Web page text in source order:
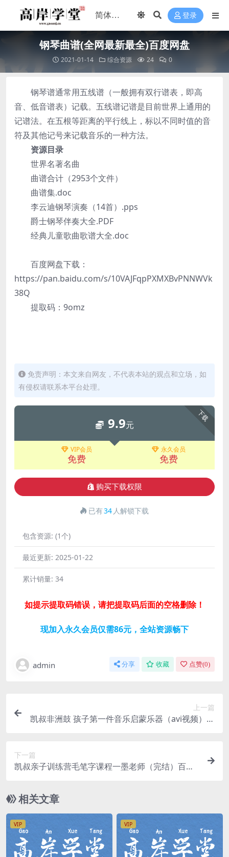
登录
钢琴曲谱(全网最新最全)百度网盘
2021-01-14 综合资源 24 0
钢琴谱通常用五线谱（一般拥有双行谱表，即高
音、低音谱表）记载。五线谱记谱是目前世界上通用的
记谱法。在五根等距离的平行线上，标以不同时值的音
符及其他记号来记载音乐的一种方法。
资源目录
世界名著名曲
曲谱合计（2953个文件）
曲谱集.doc
李云迪钢琴演奏（14首）.pps
爵士钢琴伴奏大全.PDF
经典儿童歌曲歌谱大全.doc
百度网盘下载：
https://pan.baidu.com/s/10VAJFqpPXMXBvPNNWVk
38Q
提取码：9omz
免责声明：本文来自网友，不代表本站的观点和立场，如
有侵权请联系本平台处理。
下载
9.9元
VIP会员
免费
永久会员
免费
购买下载权限
已有34 人解锁下载
包含资源: (1个)
最近更新: 2025-01-22
累计销量: 34
如提示提取码错误，请把提取码后面的空格删除！
现加入永久会员仅需86元，全站资源畅下
admin 分享 收藏 点赞(0)
上一篇
凯叔非洲鼓 孩子第一件音乐启蒙乐器（avi视频）百
下一篇
凯叔亲子训练营毛笔字课程一墨老师（完结）百度
相关文章
VIP VIP